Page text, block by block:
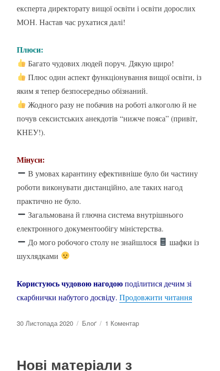
експерта директорату вищої освіти і освіти дорослих
МОН. Настав час рухатися далі!
Плюси:
Багато чудових людей поруч. Дякую щиро!
Плюс один аспект функціонування вищої освіти, із
яким я тепер безпосередньо обізнаний.
Жодного разу не побачив на роботі алкоголю й не
почув сексистських анекдотів “нижче пояса” (привіт,
КНЕУ!).
Мінуси:
В умовах карантину ефективніше було би частину
роботи виконувати дистанційно, але таких нагод
практично не було.
Загальмована й глючна система внутрішнього
електронного документообігу міністерства.
До мого робочого столу не знайшлося
шафки із
шухлядками
Користуюсь чудовою нагодоюподілитися дечим зі
скарбнички набутого досвіду. Продовжити читання“Нове
Оприлюднено
30 Листопада 2020 Категорії
Блоґ 1 Коментардо
Нові матеріали з